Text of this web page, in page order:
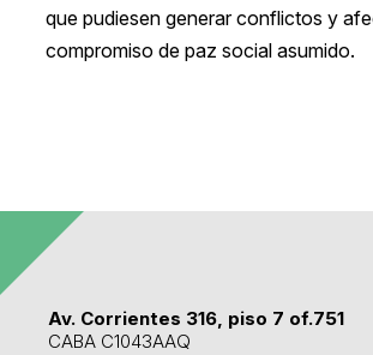
que pudiesen generar conflictos y
compromiso de paz social asumido.
Av. Corrientes 316, piso 7 of.751
CABA C1043AAQ